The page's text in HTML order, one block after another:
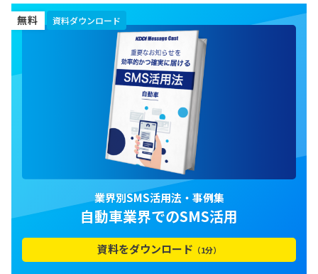
無料 資料ダウンロード
業界別SMS活用法・事例集
自動車業界でのSMS活用
資料をダウンロード （1分）